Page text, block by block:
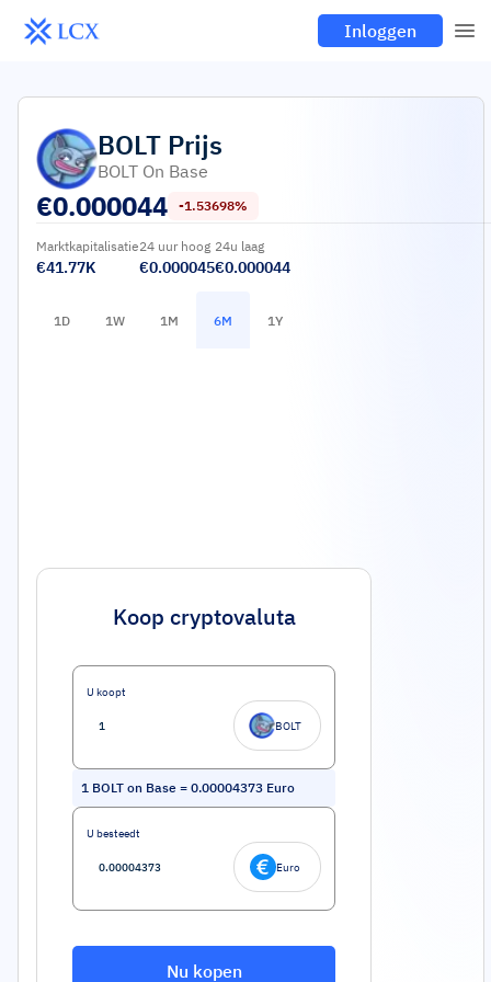
Inloggen
BOLT Prijs
BOLT On Base
€0.000044 -1.53698%
Marktkapitalisatie
€41.77K
24 uur hoog
€0.000045
24u laag
€0.000044
1D 1W 1M 6M 1Y
Koop cryptovaluta
U koopt
BOLT
1 BOLT on Base = 0.00004373 Euro
U besteedt
Euro
Nu kopen